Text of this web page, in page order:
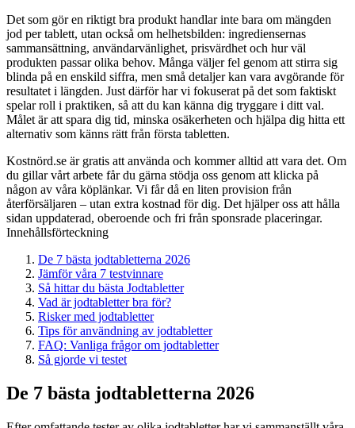
Det som gör en riktigt bra produkt handlar inte bara om mängden
jod per tablett, utan också om helhetsbilden: ingrediensernas
sammansättning, användarvänlighet, prisvärdhet och hur väl
produkten passar olika behov. Många väljer fel genom att stirra sig
blinda på en enskild siffra, men små detaljer kan vara avgörande för
resultatet i längden. Just därför har vi fokuserat på det som faktiskt
spelar roll i praktiken, så att du kan känna dig tryggare i ditt val.
Målet är att spara dig tid, minska osäkerheten och hjälpa dig hitta ett
alternativ som känns rätt från första tabletten.
Kostnörd.se är gratis att använda och kommer alltid att vara det. Om
du gillar vårt arbete får du gärna stödja oss genom att klicka på
någon av våra köplänkar. Vi får då en liten provision från
återförsäljaren – utan extra kostnad för dig. Det hjälper oss att hålla
sidan uppdaterad, oberoende och fri från sponsrade placeringar.
Innehållsförteckning
De 7 bästa jodtabletterna 2026
Jämför våra 7 testvinnare
Så hittar du bästa Jodtabletter
Vad är jodtabletter bra för?
Risker med jodtabletter
Tips för användning av jodtabletter
FAQ: Vanliga frågor om jodtabletter
Så gjorde vi testet
De 7 bästa jodtabletterna 2026